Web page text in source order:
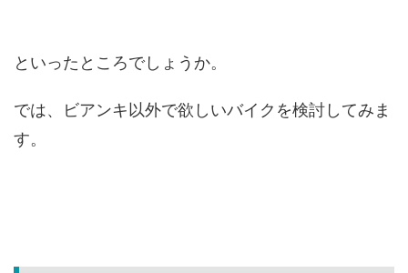
といったところでしょうか。
では、ビアンキ以外で欲しいバイクを検討してみま
す。